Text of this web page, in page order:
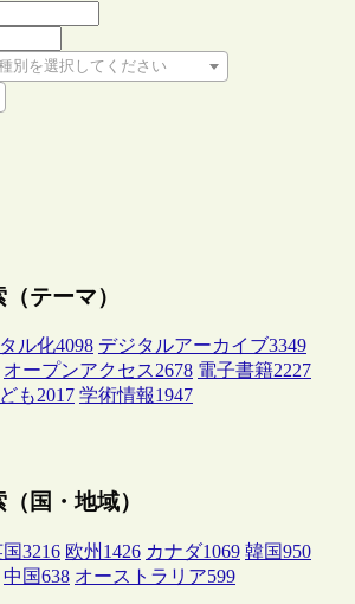
別を選択してください
てください
テーマ）
ル化4098 デジタルアーカイブ3349
オープンアクセス2678 電子書籍2227
も2017 学術情報1947
国・地域）
3216 欧州 1426 カナダ1069 韓国950
中国638 オーストラリア599